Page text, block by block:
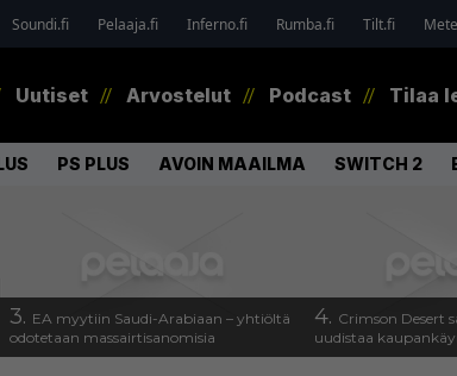
Soundi.fi Pelaaja.fi Inferno.fi Rumba.fi Tilt.fi
Uutiset Arvostelut Podcast Tilaa
PS PLUS AVOIN MAAILMA SWITCH 2
3. EA myytiin Saudi-Arabiaan – yhtiöltä
odotetaan massairtisanomisia
4. Crimson Desert
uudistaa